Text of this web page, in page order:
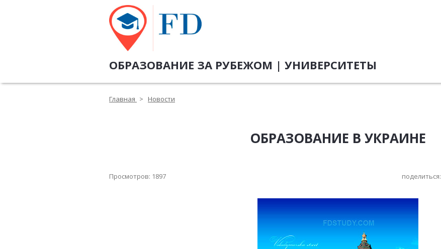
ОБРАЗОВАНИЕ ЗА РУБЕЖОМ | УНИВЕРСИТЕТЫ
Главная > Новости
ОБРАЗОВАНИЕ В УКРАИНЕ
Просмотров: 1897 поделиться: